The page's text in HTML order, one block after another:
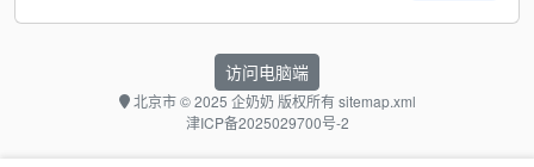
访问电脑端
北京市© 2025 企奶奶 版权所有sitemap.xml
津ICP备2025029700号-2